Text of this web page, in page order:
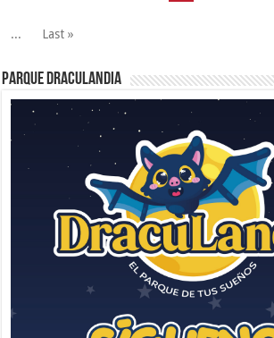
...
Last »
Parque Draculandia